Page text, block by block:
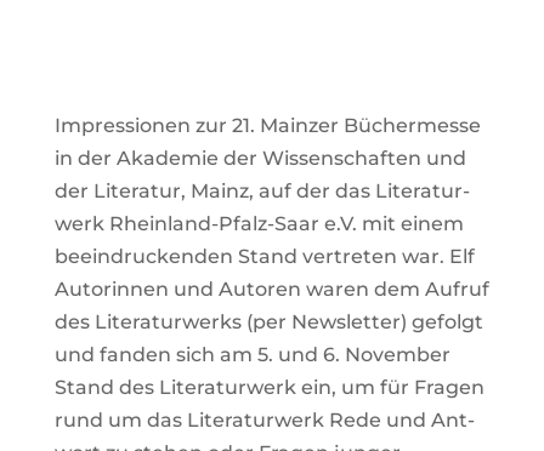
Impres­sionen zur 21. Mainzer Bücher­messe
in der Aka­demie der Wis­sen­schaften und
der Literatur, Mainz, auf der das Lite­ra­tur­
werk Rhein­land-Pfalz-Saar e.V. mit einem
beein­dru­ckenden Stand ver­treten war. Elf
Autorinnen und Autoren waren dem Aufruf
des Lite­ra­tur­werks (per News­letter) gefolgt
und fanden sich am 5. und 6. November
Stand des Lite­ra­tur­werk ein, um für Fragen
rund um das Lite­ra­tur­werk Rede und Ant­